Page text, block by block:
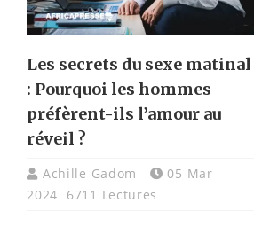
Les secrets du sexe matinal
: Pourquoi les hommes
préfèrent-ils l’amour au
réveil ?
Achille Gadom
05 Mar
2024
6711 Lectures